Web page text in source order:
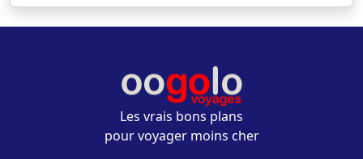
Les vrais bons plans
pour voyager moins cher